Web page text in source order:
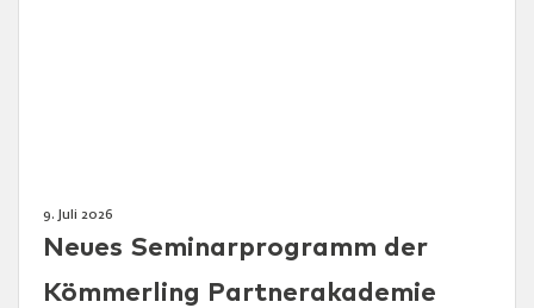
9. Juli 2026
Neues Seminarprogramm der
Kömmerling Partnerakademie